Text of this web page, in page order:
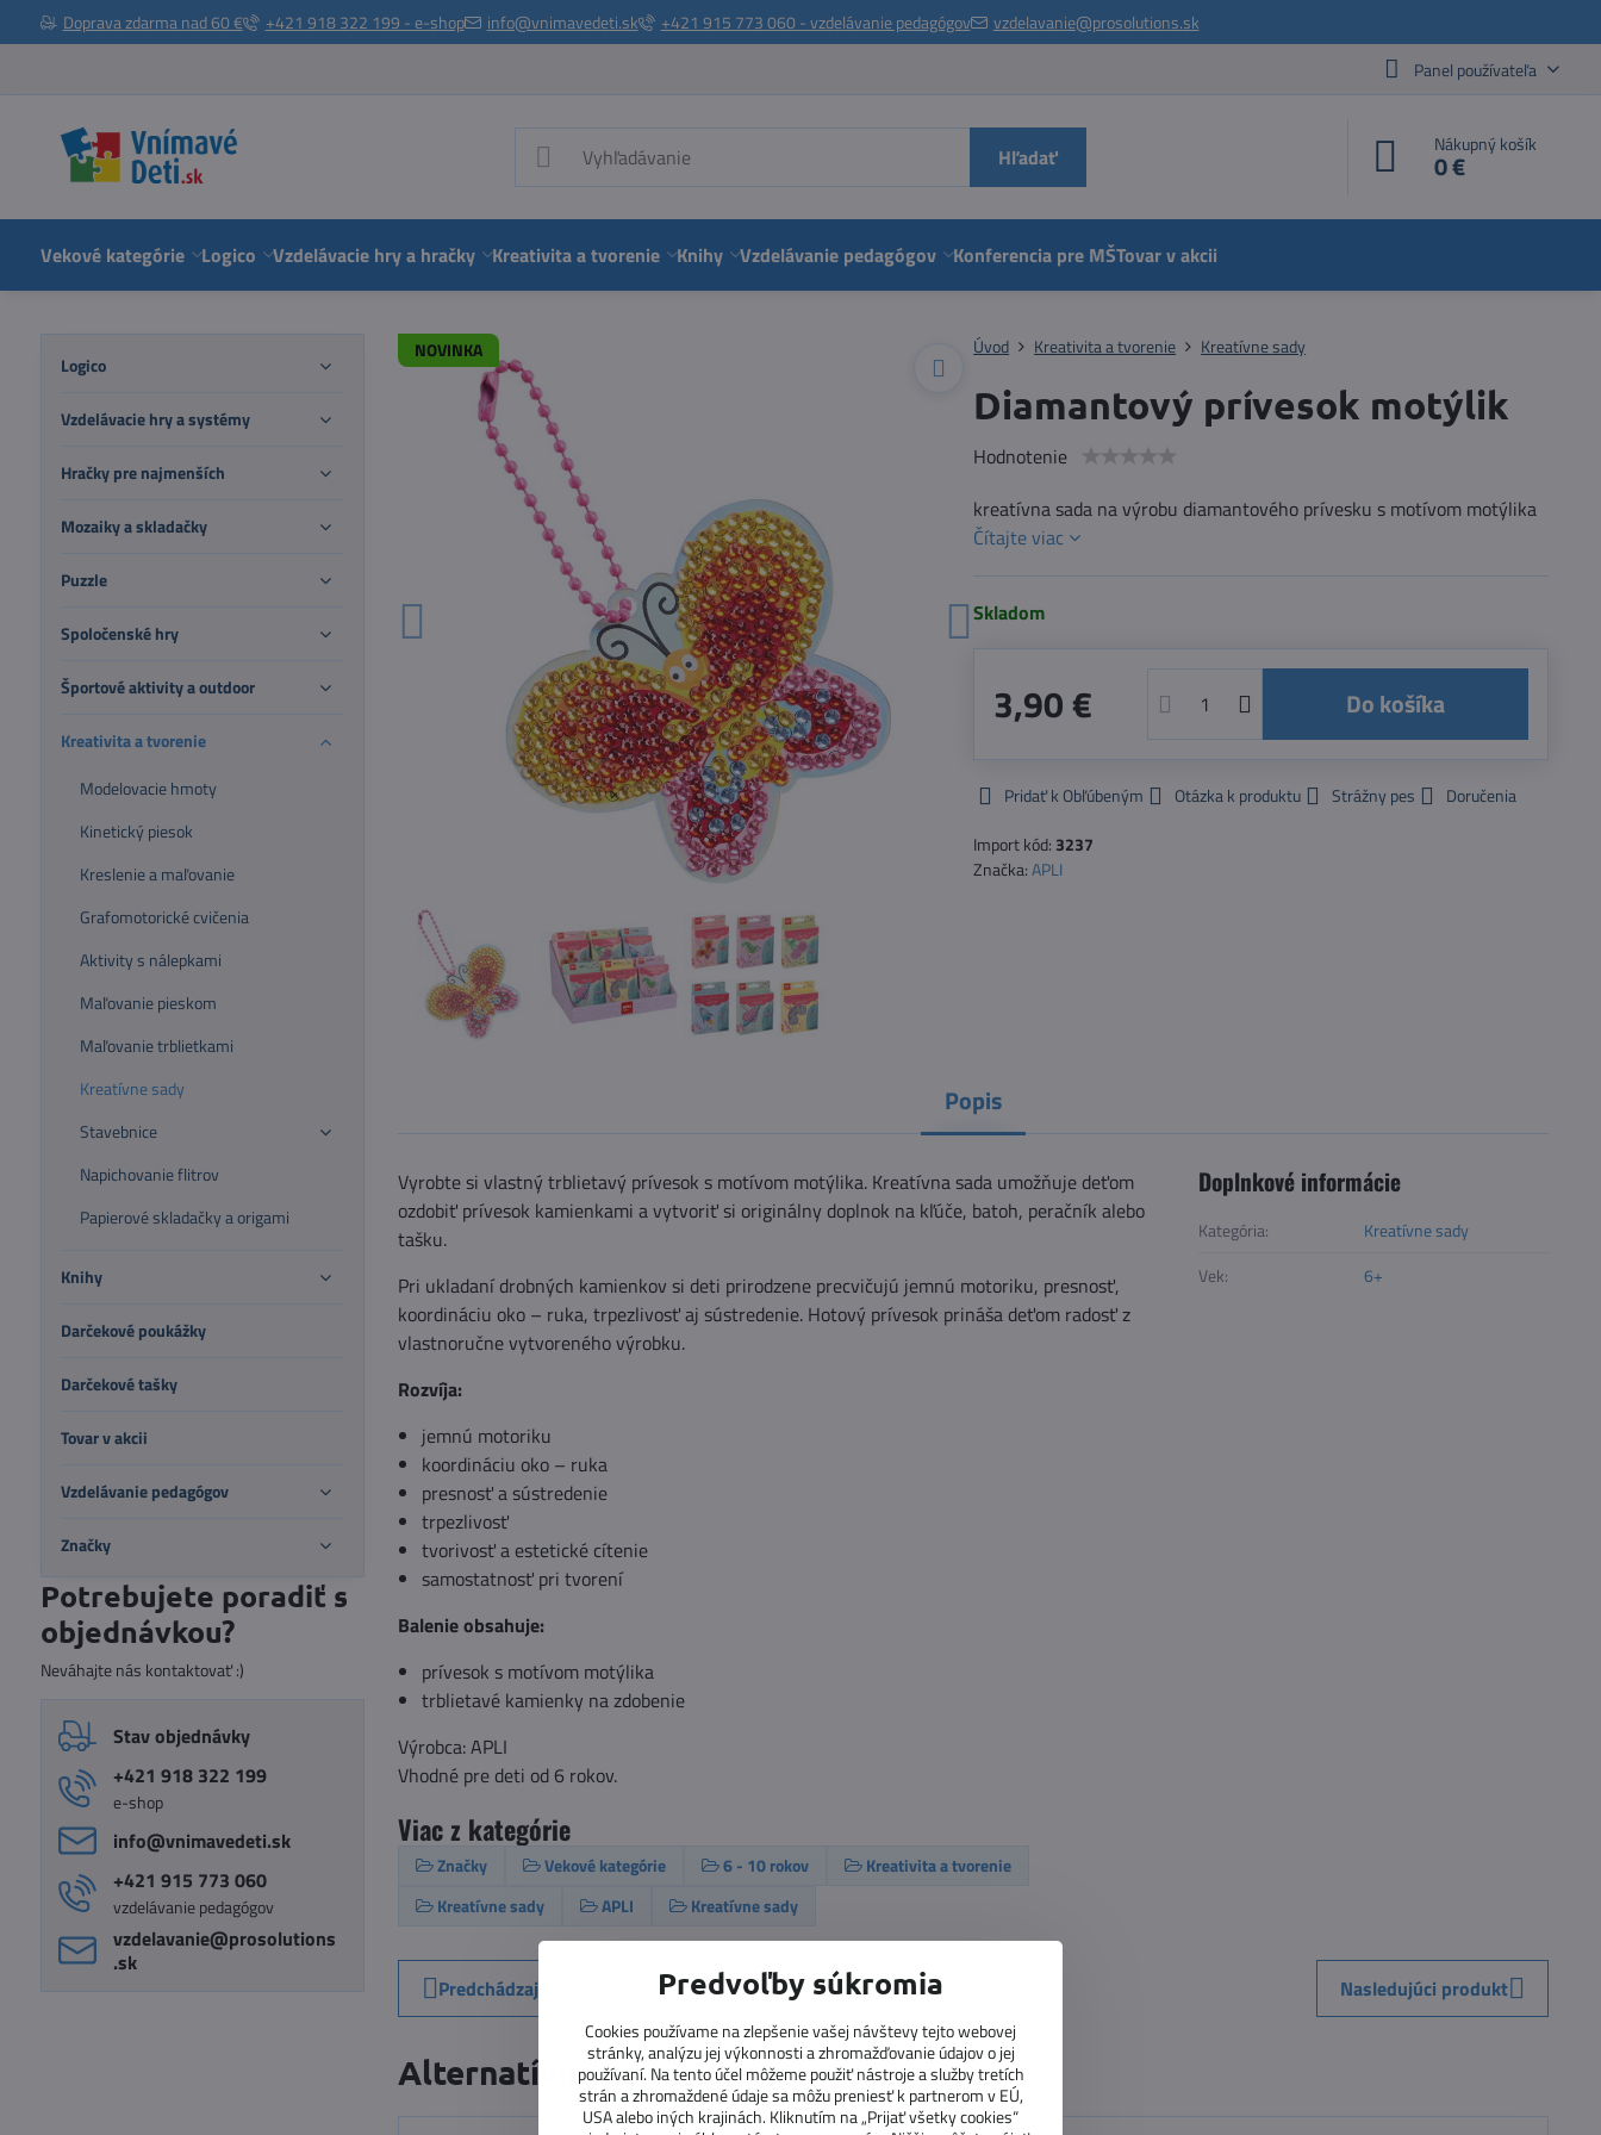
Doprava zdarma nad 60 € +421 918 322 199 - e-shop info@vnimavedeti.sk +421 915 773 060 - vzdelávanie pedagógov
vzdelavanie@prosolutions.sk
Panel používateľa
Hľadať Nákupný košík
0 €
Vekové kategórie Logico Vzdelávacie hry a hračky Kreativita a tvorenie Knihy Vzdelávanie pedagógov Konferencia pre MŠTovar v akcii
NOVINKA Úvod Kreativita a tvorenie Kreatívne sady
Diamantový prívesok motýlik
Hodnotenie
kreatívna sada na výrobu diamantového prívesku s motívom motýlika
Čítajte viac
Skladom
3,90 € Do košíka
Pridať k Obľúbeným Otázka k produktu Strážny pes
Doručenia
Import kód: 3237
Značka:APLI
Popis
Vyrobte si vlastný trblietavý prívesok s motívom motýlika. Kreatívna sada umožňuje deťom
ozdobiť prívesok kamienkami a vytvoriť si originálny doplnok na kľúče, batoh, peračník alebo
tašku.
Pri ukladaní drobných kamienkov si deti prirodzene precvičujú jemnú motoriku, presnosť,
koordináciu oko – ruka, trpezlivosť aj sústredenie. Hotový prívesok prináša deťom radosť z
vlastnoručne vytvoreného výrobku.
Rozvíja:
jemnú motoriku
koordináciu oko – ruka
presnosť a sústredenie
trpezlivosť
tvorivosť a estetické cítenie
samostatnosť pri tvorení
Balenie obsahuje:
prívesok s motívom motýlika
trblietavé kamienky na zdobenie
Výrobca: APLI
Vhodné pre deti od 6 rokov.
Viac z kategórie
Značky Vekové kategórie 6 - 10 rokov
Kreativita a tvorenie
Kreatívne sady
APLI Kreatívne sady
Doplnkové informácie
Kategória:
Kreatívne sady
Vek:
6+
Predchádzajúci produkt Nasledujúci produkt
Alternatívne produkty
Logico
Vzdelávacie hry a systémy
Hračky pre najmenších
Mozaiky a skladačky
Puzzle
Spoločenské hry
Športové aktivity a outdoor
Kreativita a tvorenie
Modelovacie hmoty
Kinetický piesok
Kreslenie a maľovanie
Grafomotorické cvičenia
Aktivity s nálepkami
Maľovanie pieskom
Maľovanie trblietkami
Kreatívne sady
Stavebnice
Napichovanie flitrov
Papierové skladačky a origami
Knihy
Darčekové poukážky
Darčekové tašky
Tovar v akcii
Vzdelávanie pedagógov
Značky
Potrebujete poradiť s
objednávkou?
Neváhajte nás kontaktovať :)
Stav objednávky
+421 918 322 199
e-shop
info​@vnimavedeti​.sk
+421 915 773 060
vzdelávanie pedagógov
vzdelavanie​@prosolutions​
.sk
Predvoľby súkromia
Cookies používame na zlepšenie vašej návštevy tejto webovej
stránky, analýzu jej výkonnosti a zhromažďovanie údajov o jej
používaní. Na tento účel môžeme použiť nástroje a služby tretích
strán a zhromaždené údaje sa môžu preniesť k partnerom v EÚ,
USA alebo iných krajinách. Kliknutím na „Prijať všetky cookies“